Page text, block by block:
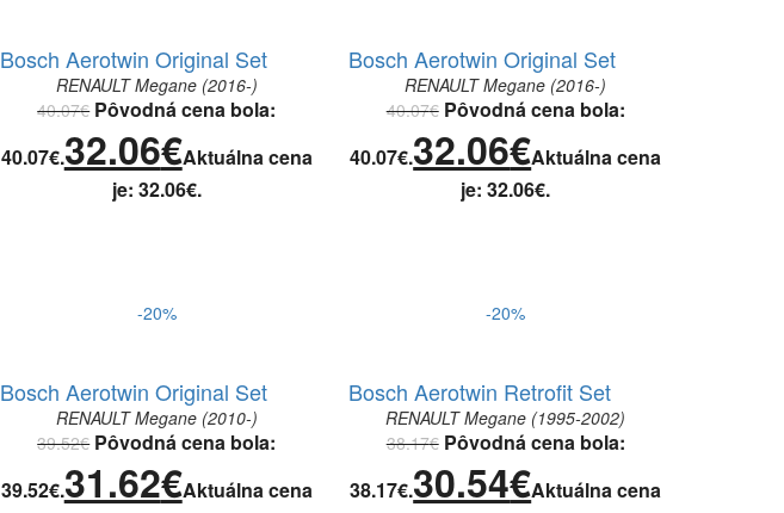
Bosch Aerotwin Original Set
RENAULT Megane (2016-)
40.07€ Pôvodná cena bola:
40.07€.32.06€Aktuálna cena
je: 32.06€.
Bosch Aerotwin Original Set
RENAULT Megane (2016-)
40.07€ Pôvodná cena bola:
40.07€.32.06€Aktuálna cena
je: 32.06€.
-20%
Bosch Aerotwin Original Set
RENAULT Megane (2010-)
39.52€ Pôvodná cena bola:
39.52€.31.62€Aktuálna cena
-20%
Bosch Aerotwin Retrofit Set
RENAULT Megane (1995-2002)
38.17€ Pôvodná cena bola:
38.17€.30.54€Aktuálna cena